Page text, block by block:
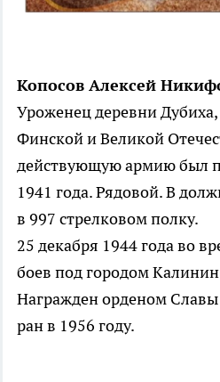
Копосов Алексей
Уроженец деревни
Финской и Великой
действующую армию был
1941 года. Рядовой. В
в 997 стрелковом полку.
25 декабря 1944 года во
боев под городом
Награжден орденом
ран в 1956 году.